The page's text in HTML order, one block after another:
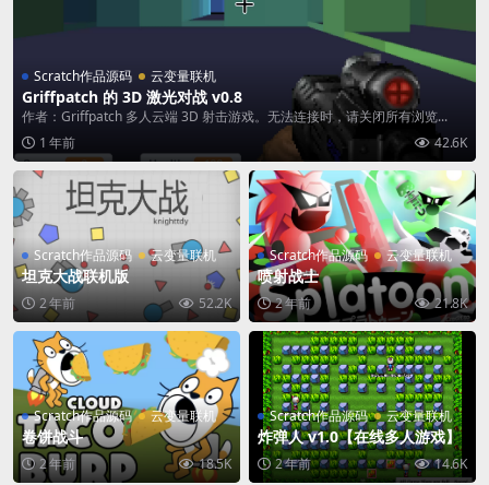
Scratch作品源码 云变量联机
Griffpatch 的 3D 激光对战 v0.8
作者：Griffpatch 多人云端 3D 射击游戏。无法连接时，请关闭所有浏览...
1 年前
42.6K
Scratch作品源码 云变量联机
坦克大战联机版
2 年前 52.2K
Scratch作品源码 云变量联机
喷射战士
2 年前 21.8K
Scratch作品源码 云变量联机
卷饼战斗
2 年前 18.5K
Scratch作品源码 云变量联机
炸弹人 v1.0【在线多人游戏】
2 年前 14.6K